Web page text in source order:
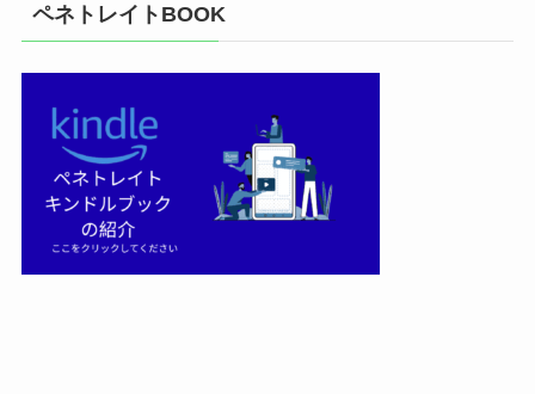
ペネトレイトBOOK